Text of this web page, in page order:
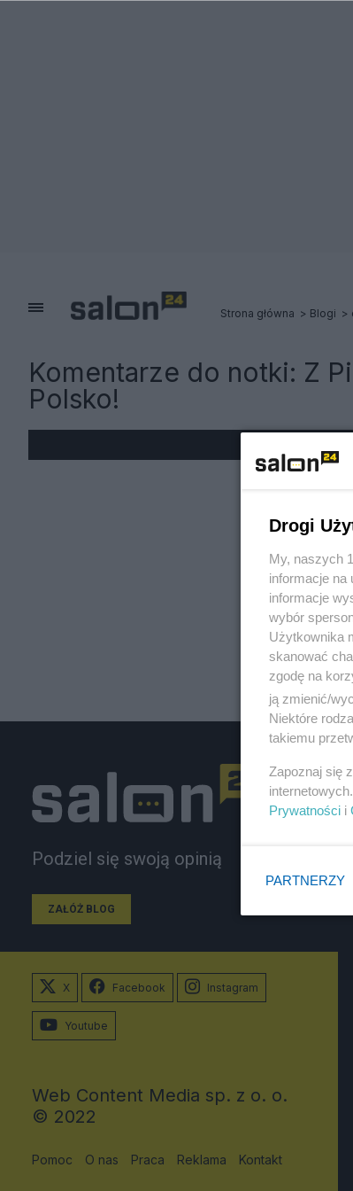
Strona główna Blogi
Komentarze do notki: Z
Polsko!
Podziel się swoją opinią
ZAŁÓŻ BLOG
X Facebook Instagram
Youtube
Web Content Media sp. z o. o.
© 2022
Pomoc O nas Praca Reklama Kontakt
Drogi
My, naszych
informacje na
informacje
wybór
Użytkownika
skanować
zgodę na
ją zmienić/
Niektóre
takiemu
Zapoznaj się
Prywatności i
PARTNERZY